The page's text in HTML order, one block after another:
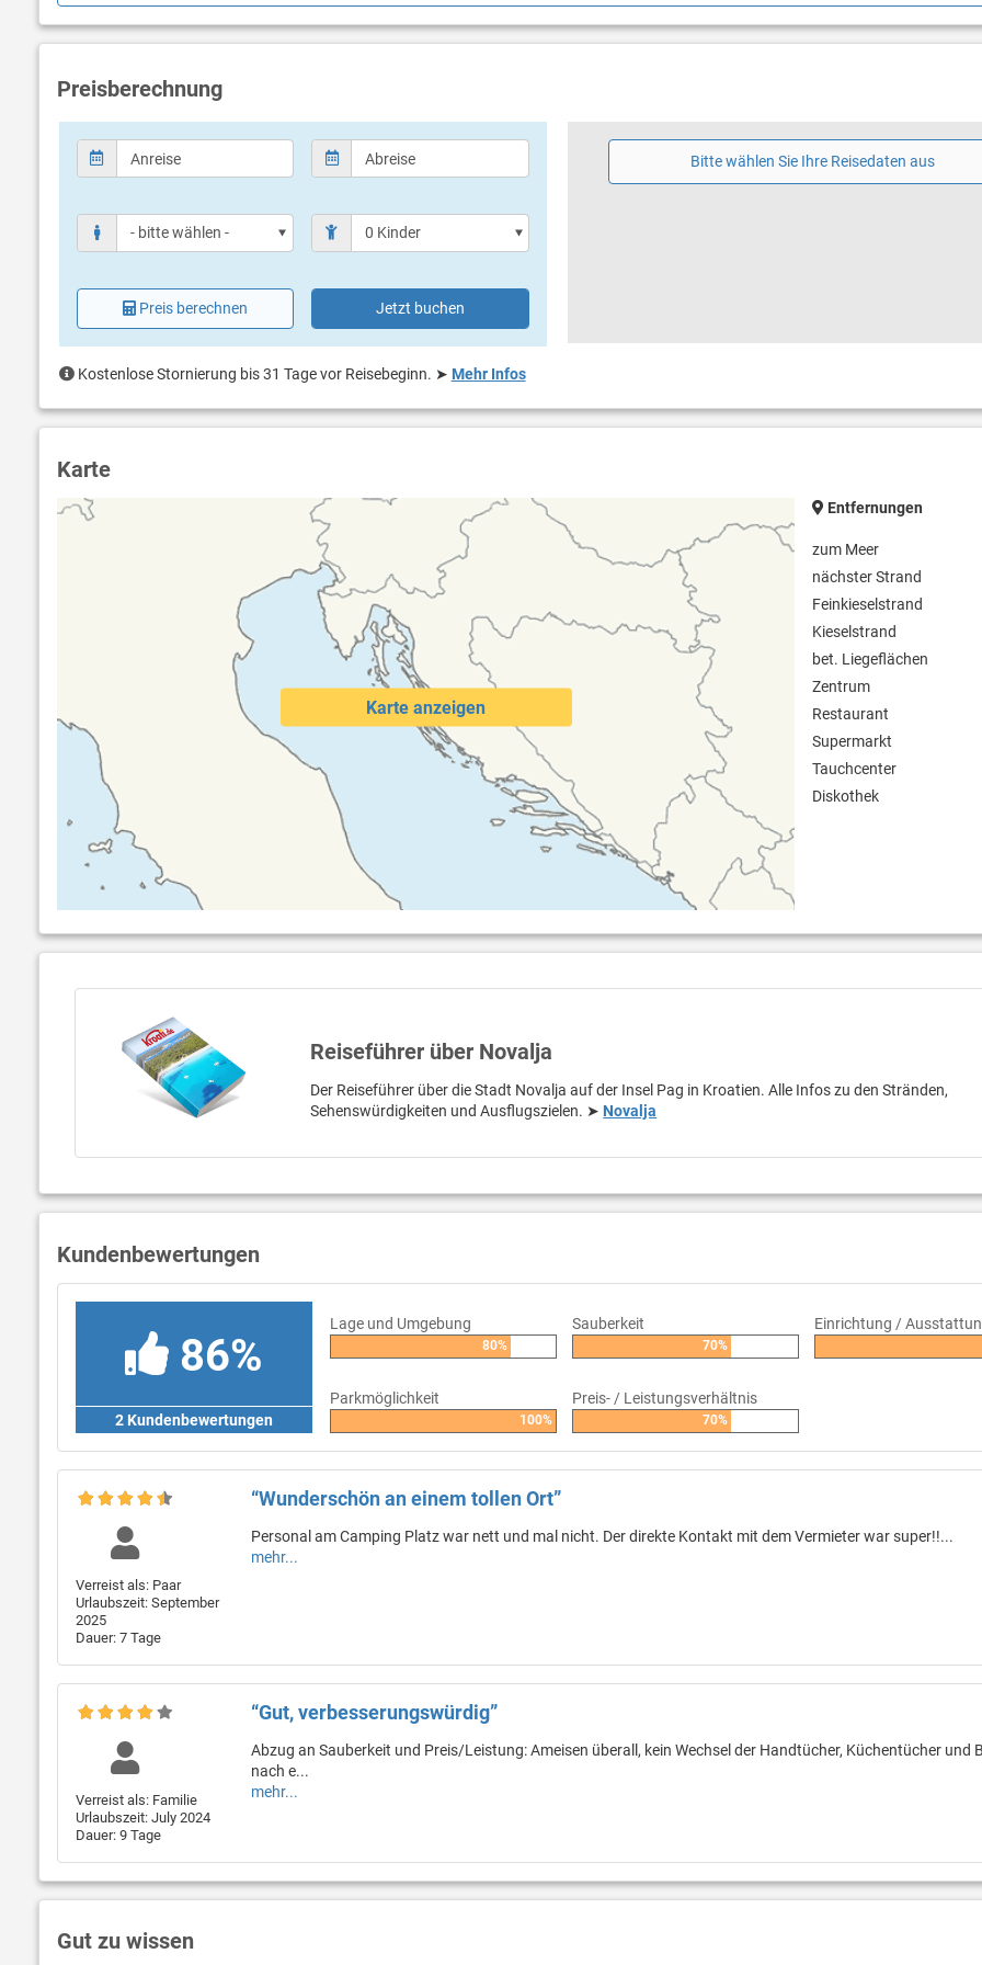
perfektes Urlaubserlebnis erwartet Sie, komplett mit endlosem Spaß für die ganze Familie!
Preisberechnung
Preis berechnen Jetzt buchen
Kostenlose Stornierung bis 31 Tage vor Reisebeginn. ➤ Mehr Infos
Bitte wählen Sie Ihre Reisedaten aus
Karte
Karte anzeigen
Entfernungen
zum Meer
nächster Strand
Feinkieselstrand
Kieselstrand
bet. Liegeflächen
Zentrum
Restaurant
Supermarkt
Tauchcenter
Diskothek
Reiseführer über Novalja
Der Reiseführer über die Stadt Novalja auf der Insel Pag in Kroatien. Alle Infos zu den Stränden,
Sehenswürdigkeiten und Ausflugszielen. ➤ Novalja
Kundenbewertungen
86%
2 Kundenbewertungen
Lage und Umgebung
80%
Sauberkeit
70%
Einrichtung /
Parkmöglichkeit
100%
Preis- / Leistungsverhältnis
70%
Verreist als: Paar
Urlaubszeit: September
2025
Dauer: 7 Tage
“Wunderschön an einem tollen Ort”
Personal am Camping Platz war nett und mal nicht. Der direkte Kontakt mit dem Vermieter war super!!...
mehr...
Verreist als: Familie
Urlaubszeit: July 2024
Dauer: 9 Tage
“Gut, verbesserungswürdig”
Abzug an Sauberkeit und Preis/Leistung: Ameisen überall, kein Wechsel der Handtücher, Küchentücher und
nach e...
mehr...
Gut zu wissen